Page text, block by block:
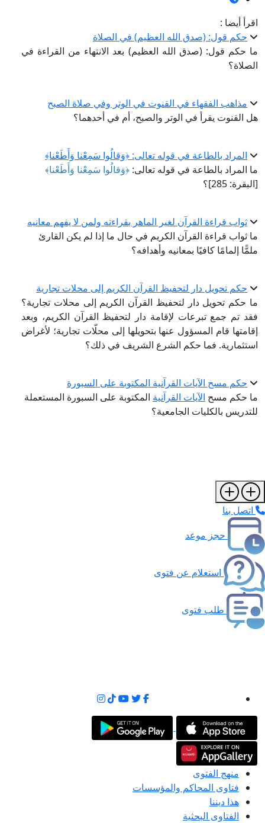
:
قول: (صدق الله العظيم) في الصلاة
قول: (صدق الله العظيم) بعد الانتهاء من القراءة في
الفقهاء في القنوت في الوتر وفي صلاة الصبح
يقرأ في الوتر والصبح، أم في أحدهما؟
بالطاعة في قوله تعالى: ﴿وَقالُوا سَمِعْنا وَأَطَعْنا﴾
بالطاعة في قوله تعالى:﴿وَقالُوا سَمِعْنا وَأَطَعْنا﴾
285]؟
قراءة القرآن لغير الماهر بقراءته ولمن لا يفهم معانيه
قراءة القرآن الكريم في حال ما إذا لم يكن القارئ
كافيًا بمعانيه وأهدافه؟
تحويل دار لتحفيظ القرآن الكريم إلى محلات تجارية
تحويل دار لتحفيظ القرآن الكريم إلى محلات تجارية؟
جمع تبرعات لإقامة دار لتحفيظ القرآن الكريم، وبعد
قام المسؤول عنها بتحويلها إلى محلّات تجارية؛ لأغراض
فما حكم الشرع الشريف في ذلك؟
مسح الآيات القرآنية المكتوبة على السبورة
مسح الآيات القرآنيةالمكتوبة على السبورة المستعملة
بالكليات الجامعية؟
بنا
حجز موعد
استعلام عن فتوى
طلب فتوى
منهج الفتوى
فتاوى المحاكم والمؤسسات
هذا ديننا
الفتاوى البحثية